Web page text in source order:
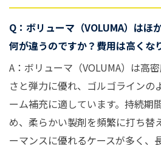
Q：ボリューマ（VOLUMA）はほ
何が違うのですか？費用は高くな
A：ボリューマ（VOLUMA）は高
さと弾力に優れ、ゴルゴラインの
ーム補充に適しています。持続期
め、柔らかい製剤を頻繁に打ち替
ーマンスに優れるケースが多く、